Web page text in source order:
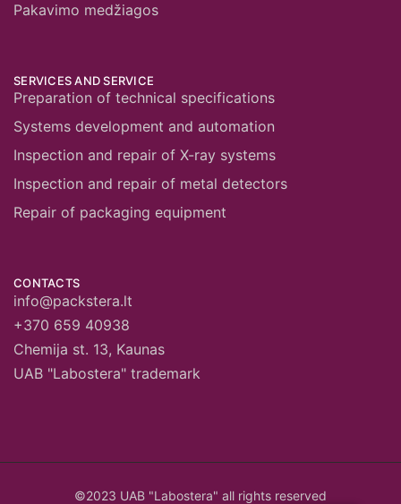
Pakavimo medžiagos
SERVICES AND SERVICE
Preparation of technical specifications
Systems development and automation
Inspection and repair of X-ray systems
Inspection and repair of metal detectors
Repair of packaging equipment
CONTACTS
info@packstera.lt
+370 659 40938
Chemija st. 13, Kaunas
UAB "Labostera" trademark
©2023 UAB "Labostera" all rights reserved